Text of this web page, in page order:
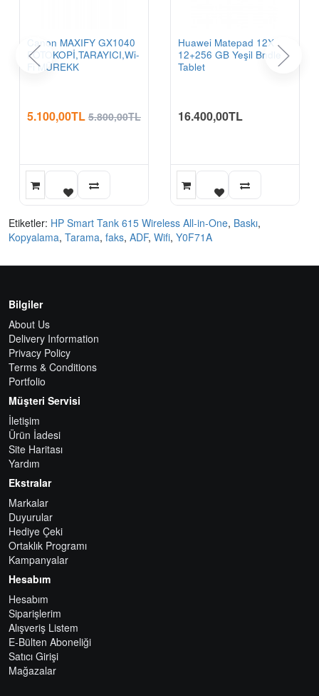
Canon MAXIFY GX1040
FOTOKOPİ,TARAYICI,Wi-
Fi MÜREKK
5.100,00TL 5.800,00TL
Huawei Matepad 12X
12+256 GB Yeşil Bndle
Tablet
16.400,00TL
Etiketler: HP Smart Tank 615 Wireless All-in-One, Baskı,
Kopyalama, Tarama, faks, ADF, Wifi, Y0F71A
Bilgiler
About Us
Delivery Information
Privacy Policy
Terms & Conditions
Portfolio
Müşteri Servisi
İletişim
Ürün İadesi
Site Haritası
Yardım
Ekstralar
Markalar
Duyurular
Hediye Çeki
Ortaklık Programı
Kampanyalar
Hesabım
Hesabım
Siparişlerim
Alışveriş Listem
E-Bülten Aboneliği
Satıcı Girişi
Mağazalar